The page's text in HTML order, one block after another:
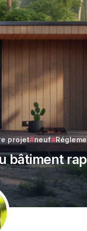
projet neuf
bâtiment